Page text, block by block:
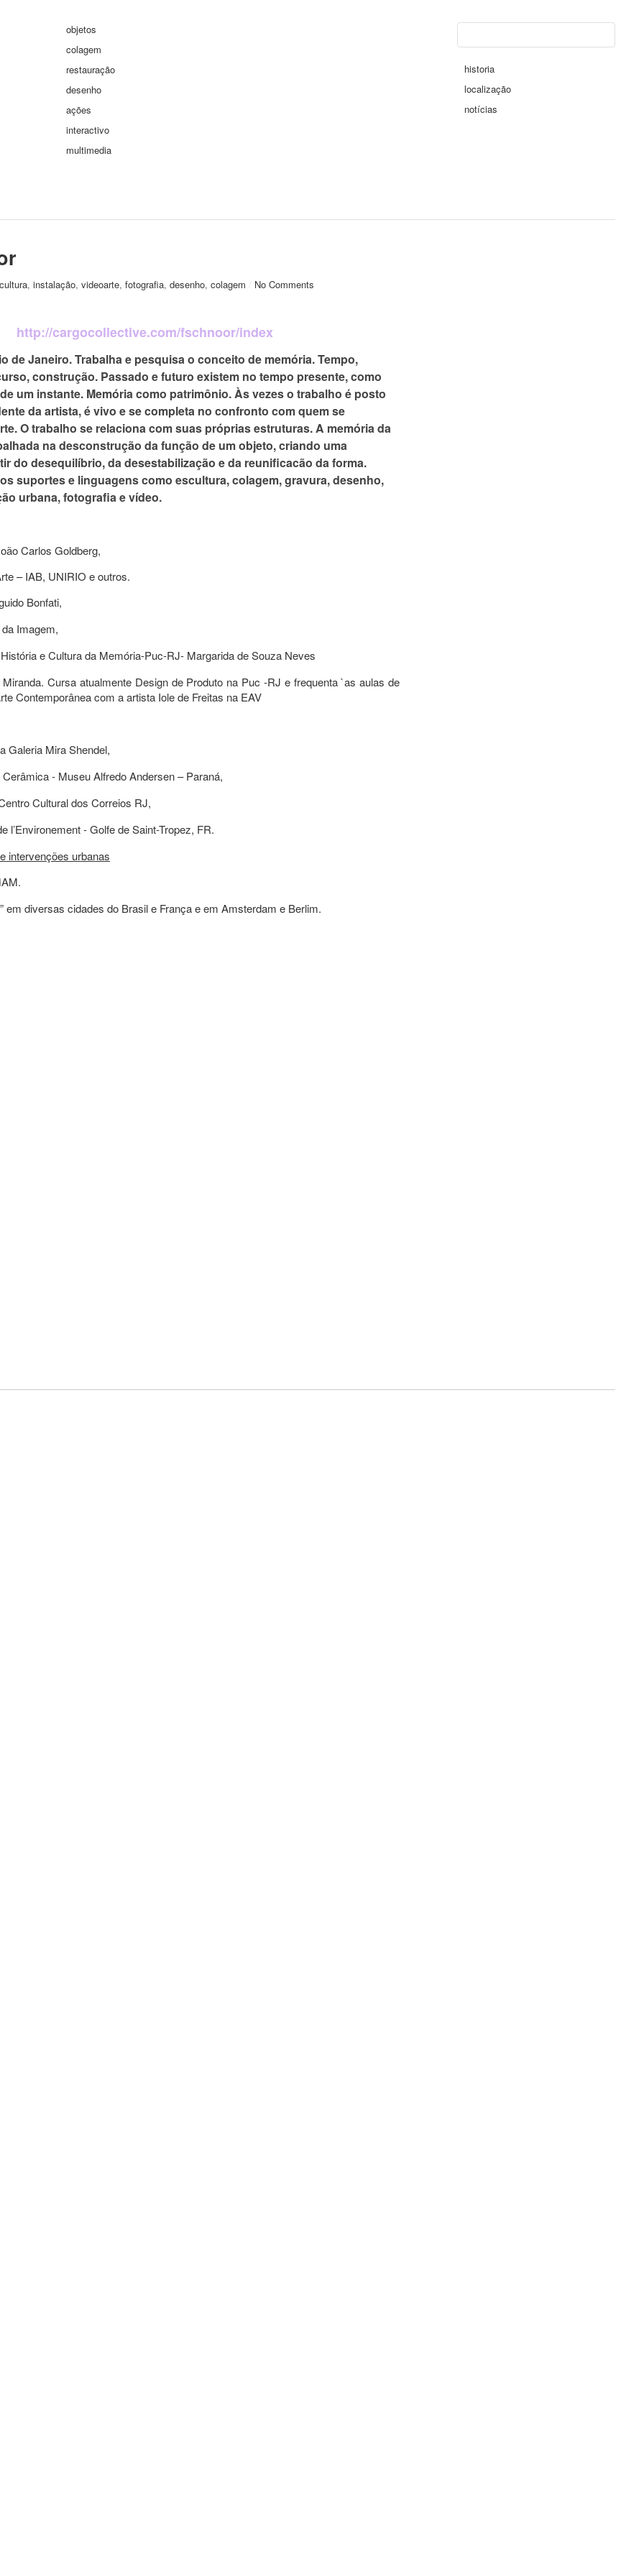
objetos
colagem
restauração
desenho
ações
interactivo
multimedia
historia
localização
notícias
, instalação, videoarte, fotografia, desenho, colagem / No Comments
http://cargocollective.com/fschnoor/index
de Janeiro. Trabalha e pesquisa o conceito de memória. Tempo,
construção. Passado e futuro existem no tempo presente, como
um instante. Memória como patrimônio. Às vezes o trabalho é posto
da artista, é vivo e se completa no confronto com quem se
O trabalho se relaciona com suas próprias estruturas. A memória da
na desconstrução da função de um objeto, criando uma
do desequilíbrio, da desestabilização e da reunificacão da forma.
suportes e linguagens como escultura, colagem, gravura, desenho,
urbana, fotografia e vídeo.
Carlos Goldberg,
– IAB, UNIRIO e outros.
Bonfati,
Imagem,
e Cultura da Memória-Puc-RJ- Margarida de Souza Neves
Cursa atualmente Design de Produto na Puc -RJ e frequenta `as aulas de
Contemporânea com a artista Iole de Freitas na EAV
Galeria Mira Shendel,
- Museu Alfredo Andersen – Paraná,
Cultural dos Correios RJ,
l’Environement - Golfe de Saint-Tropez, FR.
intervenções urbanas
em diversas cidades do Brasil e França e em Amsterdam e Berlim.